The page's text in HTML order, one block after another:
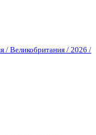
Великобритания / 2026 /